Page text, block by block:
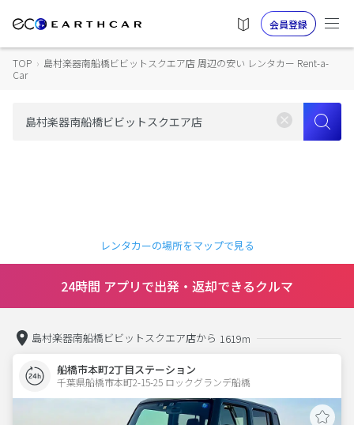
会員登録
TOP › 島村楽器南船橋ビビットスクエア店 周辺の安い レンタカー Rent-a-
Car
レンタカーの場所をマップで見る
24時間 アプリで出発・返却できるクルマ
島村楽器南船橋ビビットスクエア店から 1619m
船橋市本町2丁目ステーション
千葉県船橋市本町2-15-25 ロックグランデ船橋